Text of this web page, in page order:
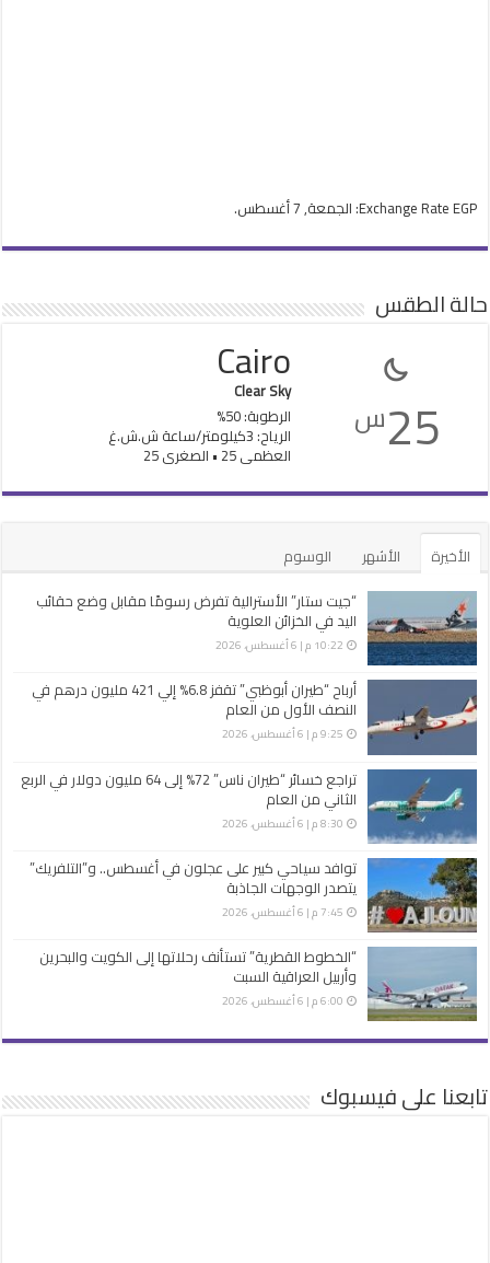
Exchange Rate EGP : الجمعة, 7 أغسطس.
حالة الطقس
25س
Cairo
Clear Sky
الرطوبة: 50%
الرياح: 3كيلومتر/ساعة ش.ش.غ
العظمى 25 • الصغرى 25
الأخيرة الأشهر
الوسوم
“جيت ستار” الأسترالية تفرض رسومًا مقابل وضع حقائب
اليد في الخزائن العلوية
10:22 م | 6 أغسطس، 2026
أرباح “طيران أبوظبي” تقفز 6.8% إلي 421 مليون درهم في
النصف الأول من العام
9:25 م | 6 أغسطس، 2026
تراجع خسائر “طيران ناس” 72% إلى 64 مليون دولار في الربع
الثاني من العام
8:30 م | 6 أغسطس، 2026
توافد سياحي كبير على عجلون في أغسطس.. و”التلفريك”
يتصدر الوجهات الجاذبة
7:45 م | 6 أغسطس، 2026
“الخطوط القطرية” تستأنف رحلاتها إلى الكويت والبحرين
وأربيل العراقية السبت
6:00 م | 6 أغسطس، 2026
تابعنا على فيسبوك